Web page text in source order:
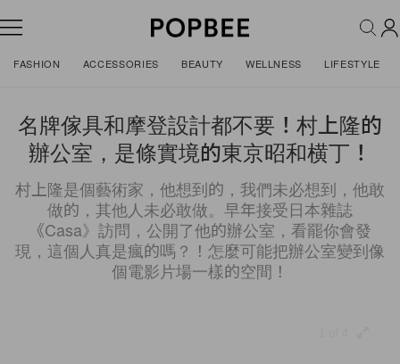
FASHION ACCESSORIES BEAUTY WELLNESS LIFESTYLE
名牌傢具和摩登設計都不要！村上隆的
辦公室，是條實境的東京昭和横丁！
村上隆是個藝術家，他想到的，我們未必想到，他敢
做的，其他人未必敢做。早年接受日本雜誌
《Casa》訪問，公開了他的辦公室，看罷你會發
現，這個人真是瘋的嗎？！怎麼可能把辦公室變到像
個電影片場一樣的空間！